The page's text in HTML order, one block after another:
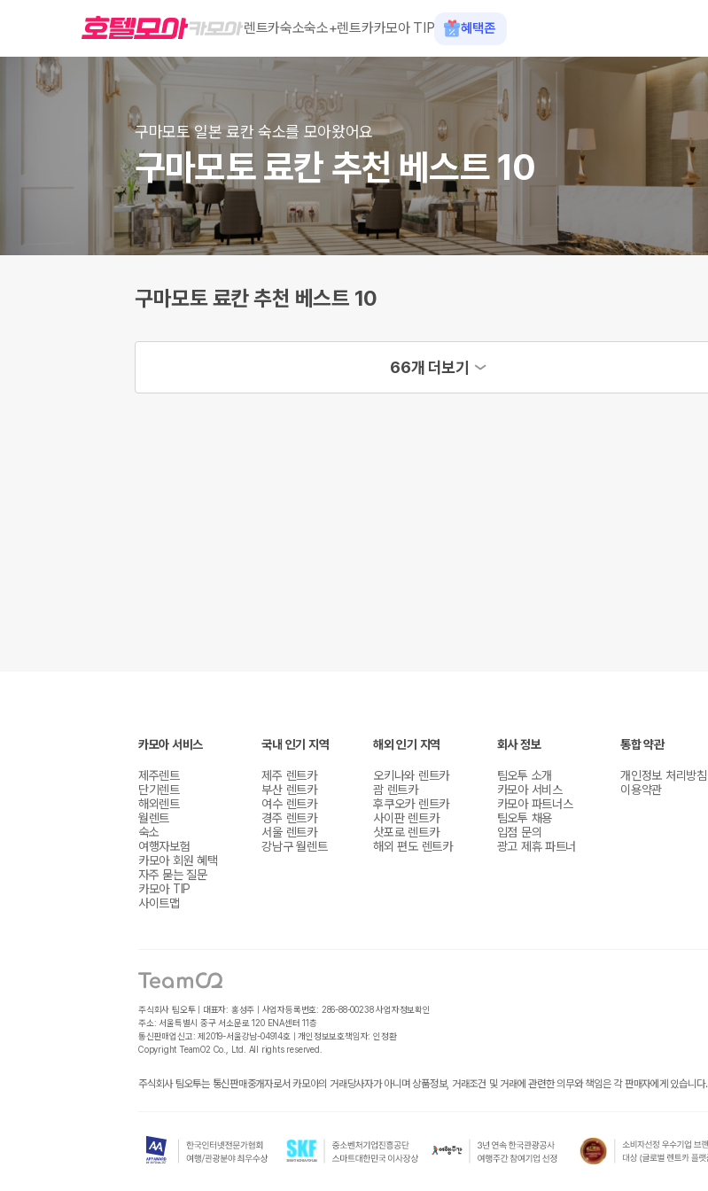
렌트카숙소숙소+렌트카카모아 TIP 혜택존
구마모토 일본 료칸 숙소를 모아왔어요
구마모토 료칸 추천 베스트 10
구마모토 료칸 추천 베스트 10
66개 더보기
카모아 서비스
제주렌트
단기렌트
해외렌트
월렌트
숙소
여행자보험
카모아 회원 혜택
자주 묻는 질문
카모아 TIP
사이트맵
국내 인기 지역
제주 렌트카
부산 렌트카
여수 렌트카
경주 렌트카
서울 렌트카
강남구 월렌트
해외 인기 지역
오키나와 렌트카
괌 렌트카
후쿠오카 렌트카
사이판 렌트카
삿포로 렌트카
해외 편도 렌트카
회사 정보
팀오투 소개
카모아 서비스
카모아 파트너스
팀오투 채용
입점 문의
광고 제휴 파트너
통합 약관
개인정보 처리방침
이용약관
주식회사 팀오투 | 대표자: 홍성주 | 사업자등록번호: 286-88-00238 사업자정보확인
주소: 서울특별시 중구 서소문로 120 ENA센터 11층
통신판매업신고: 제2019-서울강남-04914호 | 개인정보보호책임자: 인정환
Copyright TeamO2 Co., Ltd. All rights reserved.
주식회사 팀오투는 통신판매중개자로서 카모아의 거래당사자가 아니며 상품정보, 거래조건 및 거래에 관련한 의무와 책임은 각 판매자에게 있습니다.